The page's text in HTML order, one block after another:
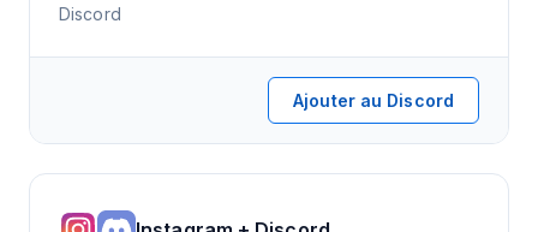
Discord
Ajouter au Discord